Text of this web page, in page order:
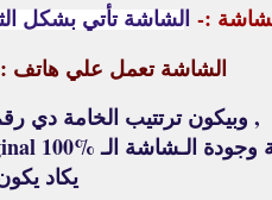
:- الشاشة تأتي بشكل
الشاشة تعمل علي هاتف
يكاد